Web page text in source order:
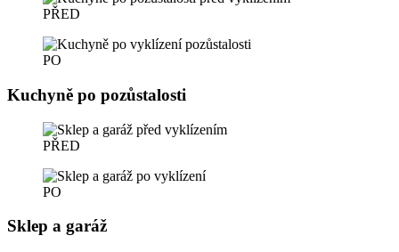
PŘED
PO
Kuchyně po pozůstalosti
PŘED
PO
Sklep a garáž